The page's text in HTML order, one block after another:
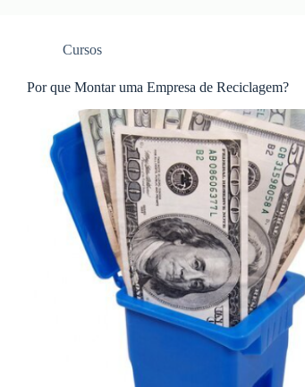
Cursos
Por que Montar uma Empresa de Reciclagem?